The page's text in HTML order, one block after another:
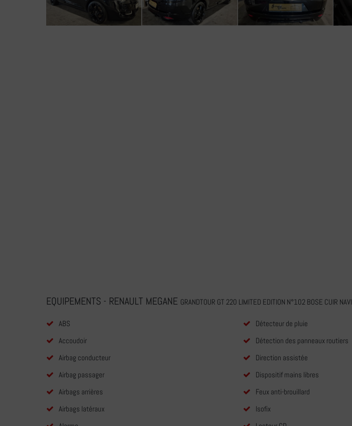
EQUIPEMENTS - RENAULT MEGANE GRANDTOUR GT 220 LIMITED EDITION N°102 BOSE CUIR NAVI
ABS
Accoudoir
Airbag conducteur
Airbag passager
Airbags arrières
Airbags latéraux
Détecteur de pluie
Détection des panneaux routiers
Direction assistée
Dispositif mains libres
Feux anti-brouillard
Isofix